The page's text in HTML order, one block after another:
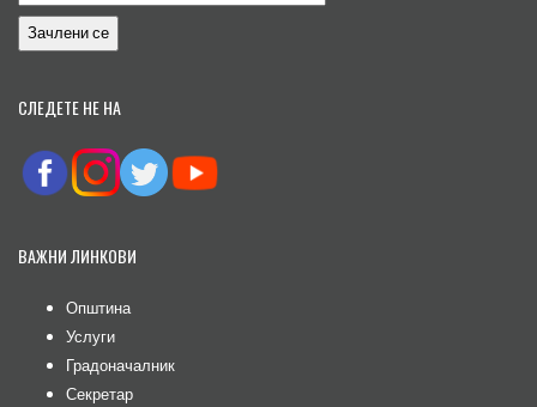
СЛЕДЕТЕ НЕ НА
ВАЖНИ ЛИНКОВИ
Општина
Услуги
Градоначалник
Секретар